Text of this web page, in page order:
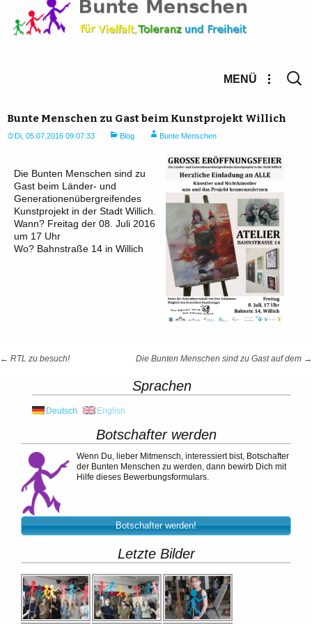
nach:
MENÜ
Bunte Menschen zu Gast beim Kunstprojekt Willich
Di, 05.07.2016 09:07:33 Blog Bunte Menschen
Die Bunten Menschen sind zu
Gast beim Länder- und
Generationenübergreifendes
Kunstprojekt in der Stadt Willich.
Wann? Freitag der 08. Juli 2016
um 17 Uhr
Wo? Bahnstraße 14 in Willich
Beitrags-
← RTL zu besuch! Die Bunten Menschen sind zu Gast auf dem →
Sprachen
Deutsch English
Botschafter werden
Wenn Du, lieber Mitmensch, interessiert bist, Botschafter
der Bunten Menschen zu werden, dann bewirb Dich mit
Hilfe dieses Bewerbungsformulars.
Botschafter werden!
Letzte Bilder